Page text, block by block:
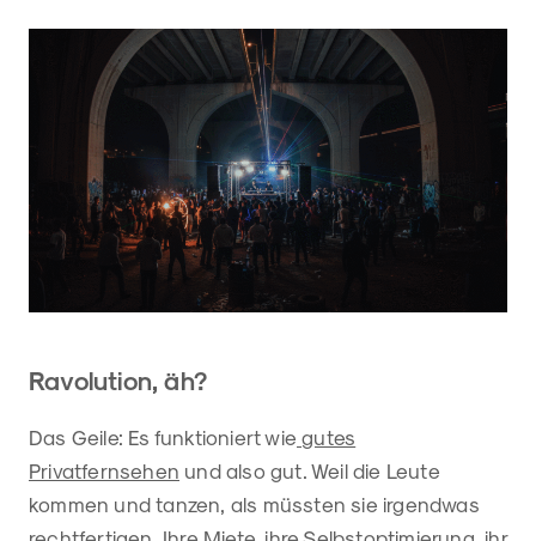
Ravolution, äh?
Das Geile: Es funktioniert wie gutes
Privatfernsehen und also gut. Weil die Leute
kommen und tanzen, als müssten sie irgendwas